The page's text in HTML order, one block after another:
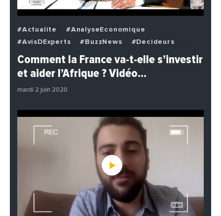
#Actualite
#AnalyseEconomique
#AvisDExperts
#BuzzNews
#Decideurs
#EchangesMediterraneens
#Economie
#Politique
Comment la France va-t-elle s’investir
et aider l’Afrique ? Vidéo…
mardi 2 juin 2020